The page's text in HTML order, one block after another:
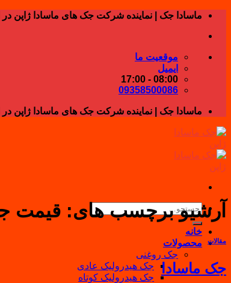
Skip
content
ماسادا جک | نماینده شرکت جک های ماسادا ژاپن در
موقعیت ما
ایمیل
08:00 - 17:00
09358500086
ماسادا جک | نماینده شرکت جک های ماسادا ژاپن در
جستجو
برای:
خانه
محصولات
جک روغنی
جک هیدرولیک عادی
جک هیدرولیک کوتاه
آرشیو برچسب های: قیمت
مقالات
جک ماسادا